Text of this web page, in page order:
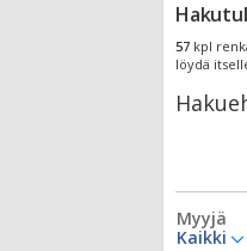
57 kpl
löydä
Myyjä
Kaikki